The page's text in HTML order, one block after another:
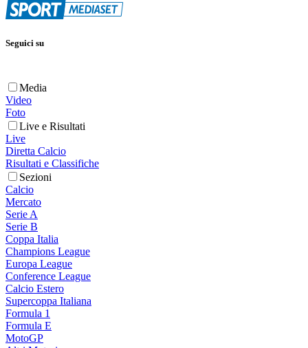
Seguici su
Media
Video
Foto
Live e Risultati
Live
Diretta Calcio
Risultati e Classifiche
Sezioni
Calcio
Mercato
Serie A
Serie B
Coppa Italia
Champions League
Europa League
Conference League
Calcio Estero
Supercoppa Italiana
Formula 1
Formula E
MotoGP